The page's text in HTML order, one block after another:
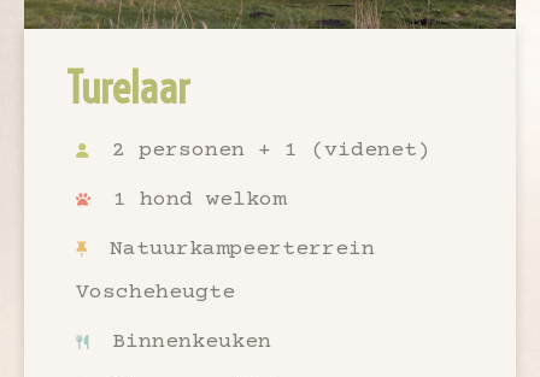
Turelaar
2 personen + 1 (videnet)
1 hond welkom
Natuurkampeerterrein
Voscheheugte
Binnenkeuken